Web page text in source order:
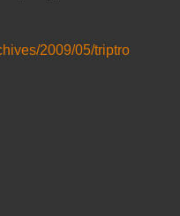
2009/05/triptro